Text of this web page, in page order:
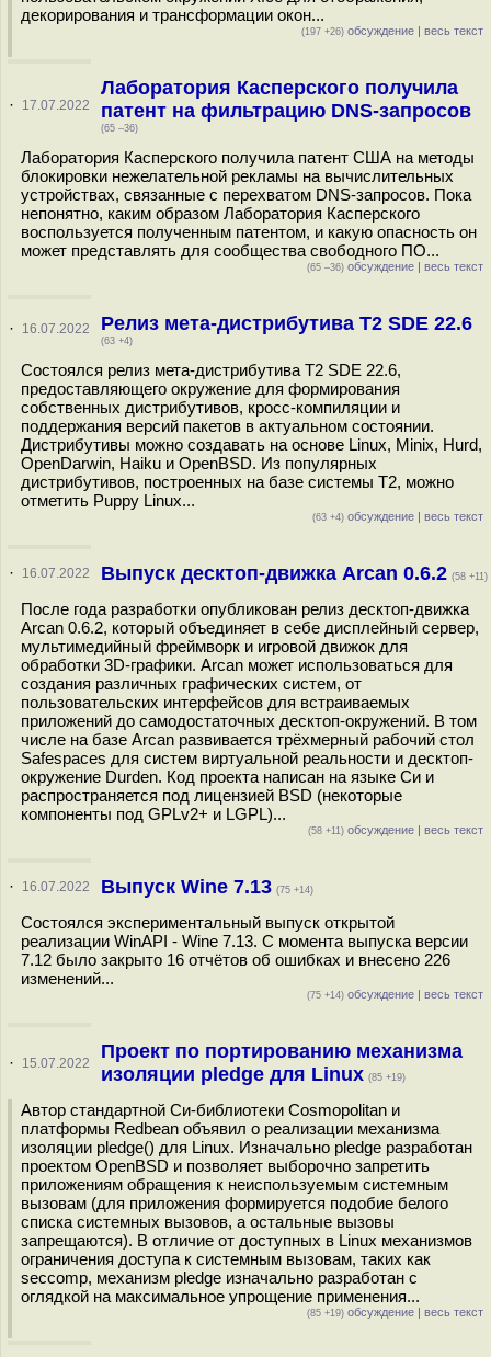
декорирования и трансформации окон...
(197 +26) обсуждение | весь текст
· 17.07.2022
Лаборатория Касперского получила
патент на фильтрацию DNS-запросов
(65 –36)
Лаборатория Касперского получила патент США на методы
блокировки нежелательной рекламы на вычислительных
устройствах, связанные с перехватом DNS-запросов. Пока
непонятно, каким образом Лаборатория Касперского
воспользуется полученным патентом, и какую опасность он
может представлять для сообщества свободного ПО...
(65 –36) обсуждение | весь текст
· 16.07.2022 Релиз мета-дистрибутива T2 SDE 22.6
(63 +4)
Состоялся релиз мета-дистрибутива T2 SDE 22.6,
предоставляющего окружение для формирования
собственных дистрибутивов, кросс-компиляции и
поддержания версий пакетов в актуальном состоянии.
Дистрибутивы можно создавать на основе Linux, Minix, Hurd,
OpenDarwin, Haiku и OpenBSD. Из популярных
дистрибутивов, построенных на базе системы T2, можно
отметить Puppy Linux...
(63 +4) обсуждение | весь текст
· 16.07.2022 Выпуск десктоп-движка Arcan 0.6.2 (58 +11)
После года разработки опубликован релиз десктоп-движка
Arcan 0.6.2, который объединяет в себе дисплейный сервер,
мультимедийный фреймворк и игровой движок для
обработки 3D-графики. Arcan может использоваться для
создания различных графических систем, от
пользовательских интерфейсов для встраиваемых
приложений до самодостаточных десктоп-окружений. В том
числе на базе Arcan развивается трёхмерный рабочий стол
Safespaces для систем виртуальной реальности и десктоп-
окружение Durden. Код проекта написан на языке Си и
распространяется под лицензией BSD (некоторые
компоненты под GPLv2+ и LGPL)...
(58 +11) обсуждение | весь текст
· 16.07.2022 Выпуск Wine 7.13 (75 +14)
Состоялся экспериментальный выпуск открытой
реализации WinAPI - Wine 7.13. С момента выпуска версии
7.12 было закрыто 16 отчётов об ошибках и внесено 226
изменений...
(75 +14) обсуждение | весь текст
· 15.07.2022
Проект по портированию механизма
изоляции pledge для Linux (85 +19)
Автор стандартной Си-библиотеки Cosmopolitan и
платформы Redbean объявил о реализации механизма
изоляции pledge() для Linux. Изначально pledge разработан
проектом OpenBSD и позволяет выборочно запретить
приложениям обращения к неиспользуемым системным
вызовам (для приложения формируется подобие белого
списка системных вызовов, а остальные вызовы
запрещаются). В отличие от доступных в Linux механизмов
ограничения доступа к системным вызовам, таких как
seccomp, механизм pledge изначально разработан с
оглядкой на максимальное упрощение применения...
(85 +19) обсуждение | весь текст